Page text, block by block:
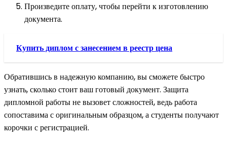
Произведите оплату, чтобы перейти к изготовлению
документа.
Купить диплом с занесением в реестр цена
Обратившись в надежную компанию, вы сможете быстро
узнать, сколько стоит ваш готовый документ. Защита
дипломной работы не вызовет сложностей, ведь работа
сопоставима с оригинальным образцом, а студенты получают
корочки с регистрацией.